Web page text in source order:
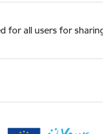
for all users for